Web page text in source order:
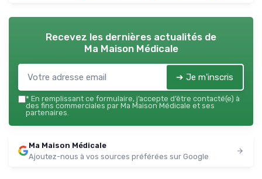
Recevez les dernières actualités de
Ma Maison Médicale
➔ Je m'inscris
* En remplissant ce formulaire, j’accepte d’être contacté(e) à
des fins commerciales par Ma Maison Médicale et ses
partenaires.
Ma Maison Médicale
Ajoutez-nous à vos sources préférées sur Google